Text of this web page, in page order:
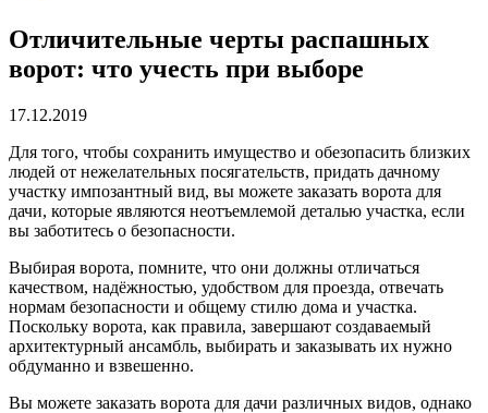
Отличительные черты распашных
ворот: что учесть при выборе
17.12.2019
Для того, чтобы сохранить имущество и обезопасить близких
людей от нежелательных посягательств, придать дачному
участку импозантный вид, вы можете заказать ворота для
дачи, которые являются неотъемлемой деталью участка, если
вы заботитесь о безопасности.
Выбирая ворота, помните, что они должны отличаться
качеством, надёжностью, удобством для проезда, отвечать
нормам безопасности и общему стилю дома и участка.
Поскольку ворота, как правила, завершают создаваемый
архитектурный ансамбль, выбирать и заказывать их нужно
обдуманно и взвешенно.
Вы можете заказать ворота для дачи различных видов, однако